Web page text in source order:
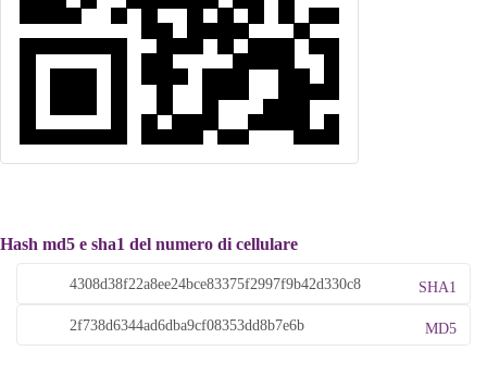
Hash md5 e sha1 del numero di cellulare
SHA1
MD5